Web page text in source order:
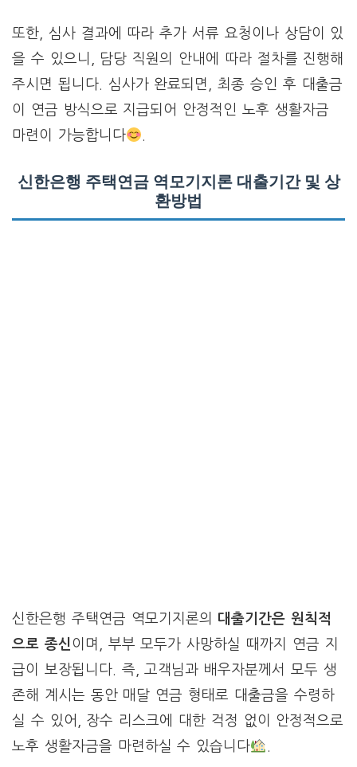
또한, 심사 결과에 따라 추가 서류 요청이나 상담이 있
을 수 있으니, 담당 직원의 안내에 따라 절차를 진행해
주시면 됩니다. 심사가 완료되면, 최종 승인 후 대출금
이 연금 방식으로 지급되어 안정적인 노후 생활자금
마련이 가능합니다
신한은행 주택연금 역모기지론 대출기간 및 상
환방법
신한은행 주택연금 역모기지론의 대출기간은 원칙적
으로 종신 이며, 부부 모두가 사망하실 때까지 연금 지
급이 보장됩니다. 즉, 고객님과 배우자분께서 모두 생
존해 계시는 동안 매달 연금 형태로 대출금을 수령하
실 수 있어, 장수 리스크에 대한 걱정 없이 안정적으로
노후 생활자금을 마련하실 수 있습니다